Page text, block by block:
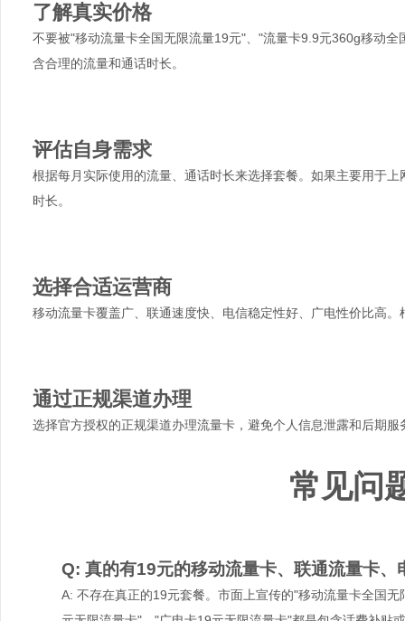
了解真实价格
不要被"移动流量卡全国无限流量19元"、"流量卡9.9元360g移动
含合理的流量和通话时长。
评估自身需求
根据每月实际使用的流量、通话时长来选择套餐。如果主要用于
时长。
选择合适运营商
移动流量卡覆盖广、联通速度快、电信稳定性好、广电性价比高
通过正规渠道办理
选择官方授权的正规渠道办理流量卡，避免个人信息泄露和后期
常见问
Q: 真的有19元的移动流量卡、联通流量卡、
A: 不存在真正的19元套餐。市面上宣传的"移动流量卡全国